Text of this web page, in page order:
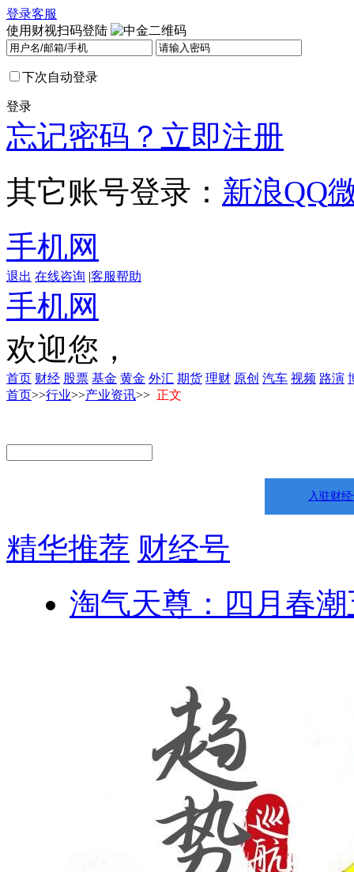
登录客服
使用财视扫码登陆
下次自动登录
登录
忘记密码？ 立即注册
其它账号登录： 新浪QQ
手机网
退出 在线咨询 |客服帮助
手机网
欢迎您，
首页 财经 股票 基金 黄金 外汇 期货 理财 原创 汽车 视频 路演
首页>>行业>>产业资讯>> 正文
入驻财
精华推荐 财经号
淘气天尊：四月春